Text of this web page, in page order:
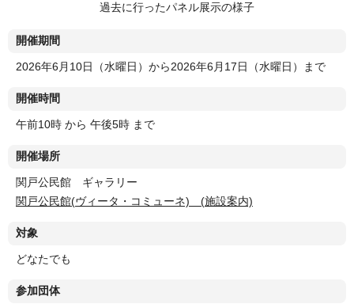
過去に行ったパネル展示の様子
開催期間
2026年6月10日（水曜日）から2026年6月17日（水曜日）まで
開催時間
午前10時 から 午後5時 まで
開催場所
関戸公民館 ギャラリー
関戸公民館(ヴィータ・コミューネ) (施設案内)
対象
どなたでも
参加団体